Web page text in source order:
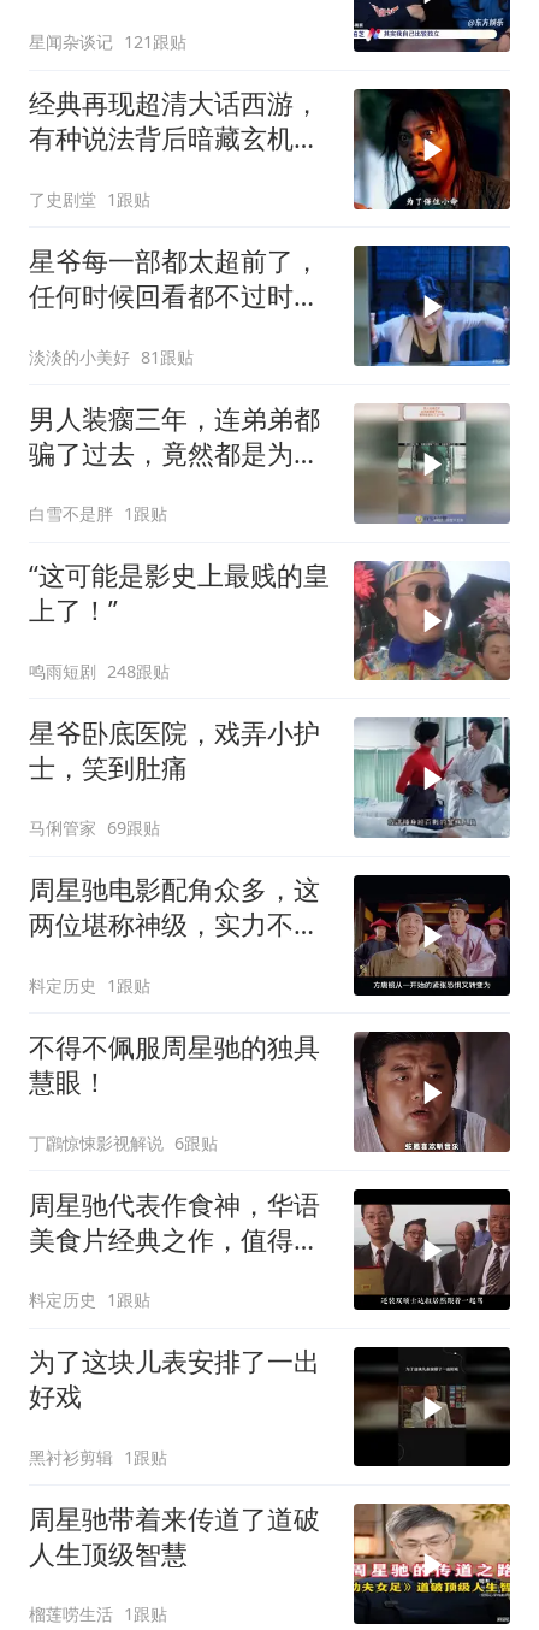
星闻杂谈记 121跟贴
经典再现超清大话西游，
有种说法背后暗藏玄机，
了史剧堂 1跟贴
星爷每一部都太超前了，
任何时候回看都不过时，
淡淡的小美好 81跟贴
男人装瘸三年，连弟弟都
骗了过去，竟然都是为了
白雪不是胖 1跟贴
“这可能是影史上最贱的皇
上了！”
鸣雨短剧 248跟贴
星爷卧底医院，戏弄小护
士，笑到肚痛
马俐管家 69跟贴
周星驰电影配角众多，这
两位堪称神级，实力不容
料定历史 1跟贴
不得不佩服周星驰的独具
慧眼！
丁鸊惊悚影视解说 6跟贴
周星驰代表作食神，华语
美食片经典之作，值得深
料定历史 1跟贴
为了这块儿表安排了一出
好戏
黑衬衫剪辑 1跟贴
周星驰带着来传道了道破
人生顶级智慧
榴莲唠生活 1跟贴